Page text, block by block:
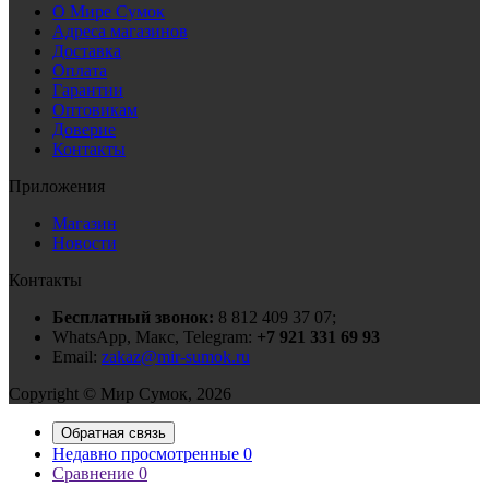
О Мире Сумок
Адреса магазинов
Доставка
Оплата
Гарантии
Оптовикам
Доверие
Контакты
Приложения
Магазин
Новости
Контакты
Бесплатный звонок: 8 812 409 37 07;
WhatsApp, Макс, Telegram: +7 921 331 69 93
Email: zakaz@mir-sumok.ru
Copyright © Мир Сумок, 2026
Обратная связь
Недавно просмотренные 0
Сравнение 0